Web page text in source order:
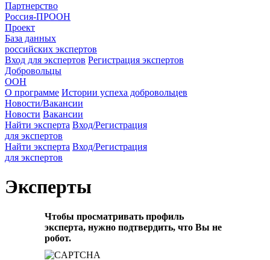
Партнерство
Россия-ПРООН
Проект
База данных
российских экспертов
Вход для экспертов Регистрация экспертов
Добровольцы
ООН
О программе Истории успеха добровольцев
Новости/Вакансии
Новости Вакансии
Найти эксперта Вход/Регистрация
для экспертов
Найти эксперта Вход/Регистрация
для экспертов
Эксперты
Чтобы просматривать профиль
эксперта, нужно подтвердить, что Вы не
робот.